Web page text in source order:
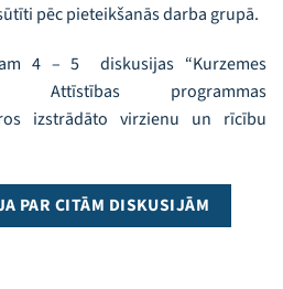
pēc pieteikšanās darba grupā.
4 – 5 diskusijas “Kurzemes
Attīstības programmas
izstrādāto virzienu un rīcību
PAR CITĀM DISKUSIJĀM